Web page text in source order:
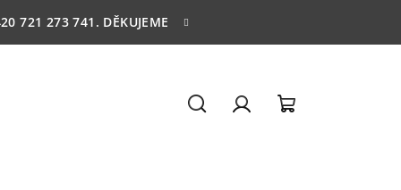
721 273 741. DĚKUJEME